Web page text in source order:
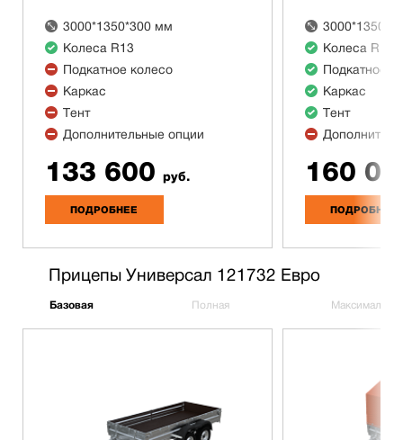
3000*1350*300 мм
Колеса R13
Подкатное колесо
Каркас
Тент
Дополнительные опции
133 600 руб.
ПОДРОБНЕЕ
Колеса R13
Подкатное
Каркас
Тент
160
ПОДРОБНЕЕ
Прицепы Универсал 121732 Евро
Базовая Полная Максимальная